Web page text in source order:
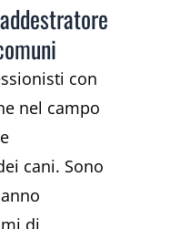
con
nel campo
cani. Sono
di